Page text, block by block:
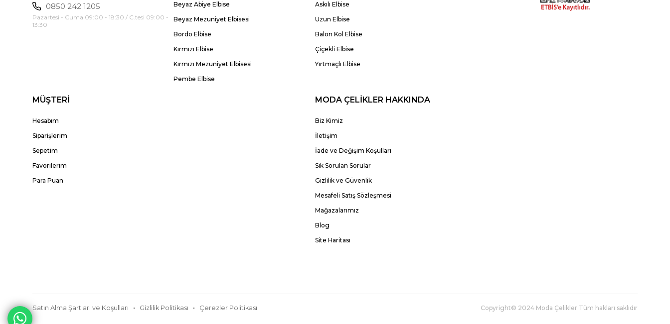
0850 242 1205
Pazartesi - Cuma 09:00 - 18:30 / C.tesi 09:00 -
13:30
Beyaz Abiye Elbise
Beyaz Mezuniyet Elbisesi
Bordo Elbise
Kırmızı Elbise
Kırmızı Mezuniyet Elbisesi
Pembe Elbise
Askılı Elbise
Uzun Elbise
Balon Kol Elbise
Çiçekli Elbise
Yırtmaçlı Elbise
MÜŞTERİ
Hesabım
Siparişlerim
Sepetim
Favorilerim
Para Puan
MODA ÇELİKLER HAKKINDA
Biz Kimiz
İletişim
İade ve Değişim Koşulları
Sık Sorulan Sorular
Gizlilik ve Güvenlik
Mesafeli Satış Sözleşmesi
Mağazalarımız
Blog
Site Haritası
Satın Alma Şartları ve Koşulları Gizlilik Politikası Çerezler Politikası Copyright© 2024 Moda Çelikler Tüm hakları saklıdır